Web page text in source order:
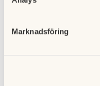
Marknadsföring
den Trivsammaste